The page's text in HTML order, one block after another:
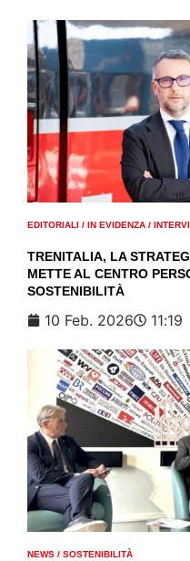
EDITORIALI / IN EVIDENZA /
TRENITALIA, LA
METTE AL CENTRO
SOSTENIBILITÀ
10 Feb. 2026 11:19
NEWS / SOSTENIBILITÀ